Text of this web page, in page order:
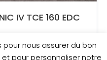
IV TCE 160 EDC
pour nous assurer du bon
pour personnaliser notre